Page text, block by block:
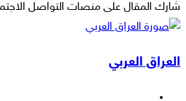
شارك المقال على منصات التواصل
فيسبوك
‫X
ماسنجر
ماسنجر
واتساب
تيلقرام
ڤايبر
لاين
مشاركة
البريد
طباعة
العراق العربي